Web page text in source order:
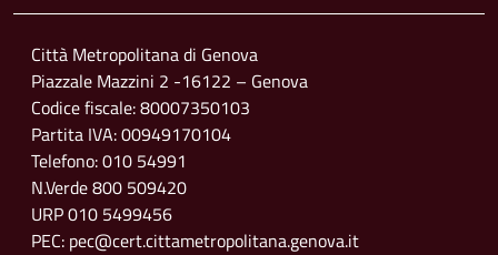
Città Metropolitana di Genova
Piazzale Mazzini 2 -16122 – Genova
Codice fiscale: 80007350103
Partita IVA: 00949170104
Telefono: 010 54991
N.Verde 800 509420
URP 010 5499456
PEC: pec@cert.cittametropolitana.genova.it